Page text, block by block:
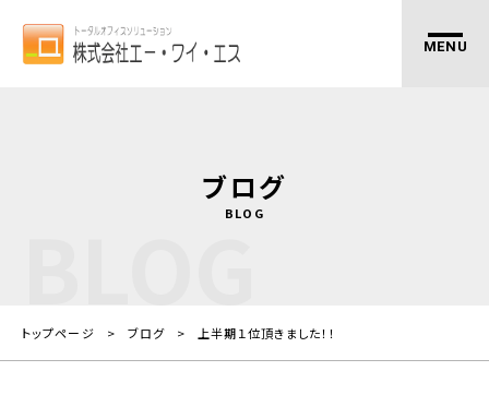
ブログ
BLOG
トップページ ブログ 上半期１位頂きました！！